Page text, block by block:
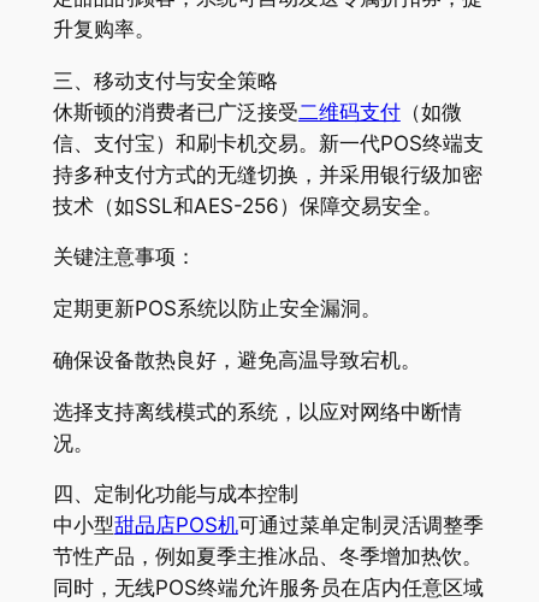
升复购率。
三、移动支付与安全策略
休斯顿的消费者已广泛接受二维码支付（如微
信、支付宝）和刷卡机交易。新一代POS终端支
持多种支付方式的无缝切换，并采用银行级加密
技术（如SSL和AES-256）保障交易安全。
关键注意事项：
定期更新POS系统以防止安全漏洞。
确保设备散热良好，避免高温导致宕机。
选择支持离线模式的系统，以应对网络中断情
况。
四、定制化功能与成本控制
中小型甜品店POS机可通过菜单定制灵活调整季
节性产品，例如夏季主推冰品、冬季增加热饮。
同时，无线POS终端允许服务员在店内任意区域